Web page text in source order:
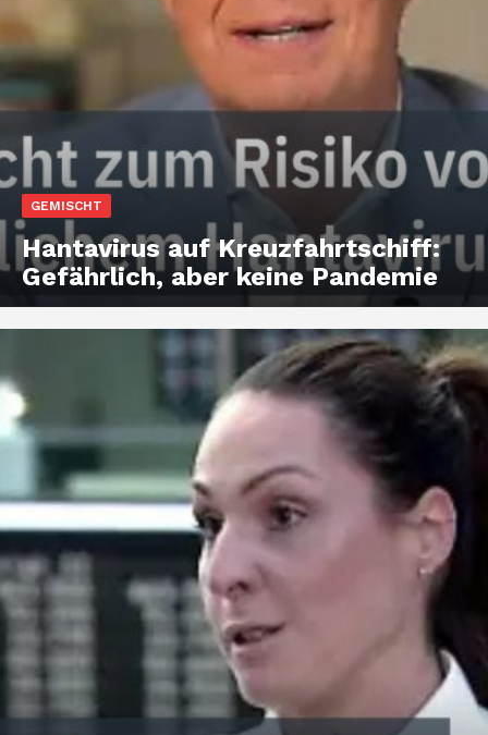
GEMISCHT
Hantavirus auf Kreuzfahrtschiff:
Gefährlich, aber keine Pandemie